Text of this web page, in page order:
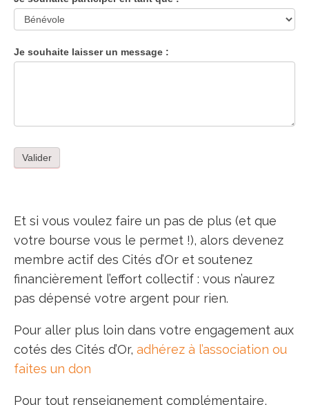
Je souhaite laisser un message :
Et si vous voulez faire un pas de plus (et que
votre bourse vous le permet !), alors devenez
membre actif des Cités d’Or et soutenez
financièrement l’effort collectif : vous n’aurez
pas dépensé votre argent pour rien.
Pour aller plus loin dans votre engagement aux
cotés des Cités d’Or, adhérez à l’association ou
faites un don
Pour tout renseignement complémentaire,